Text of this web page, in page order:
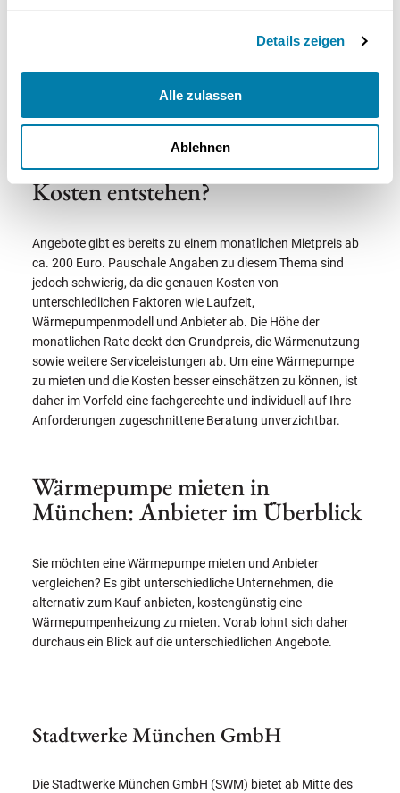
Details zeigen
Alle zulassen
Ablehnen
denselben Vorgang beschreiben. Vereinfacht lässt sich
Wärmepumpe mieten: Welche
Kosten entstehen?
Angebote gibt es bereits zu einem monatlichen Mietpreis ab
ca. 200 Euro. Pauschale Angaben zu diesem Thema sind
jedoch schwierig, da die genauen Kosten von
unterschiedlichen Faktoren wie Laufzeit,
Wärmepumpenmodell und Anbieter ab. Die Höhe der
monatlichen Rate deckt den Grundpreis, die Wärmenutzung
sowie weitere Serviceleistungen ab. Um eine Wärmepumpe
zu mieten und die Kosten besser einschätzen zu können, ist
daher im Vorfeld eine fachgerechte und individuell auf Ihre
Anforderungen zugeschnittene Beratung unverzichtbar.
Wärmepumpe mieten in
München: Anbieter im Überblick
Sie möchten eine Wärmepumpe mieten und Anbieter
vergleichen? Es gibt unterschiedliche Unternehmen, die
alternativ zum Kauf anbieten, kostengünstig eine
Wärmepumpenheizung zu mieten. Vorab lohnt sich daher
durchaus ein Blick auf die unterschiedlichen Angebote.
Stadtwerke München GmbH
Die Stadtwerke München GmbH (SWM) bietet ab Mitte des